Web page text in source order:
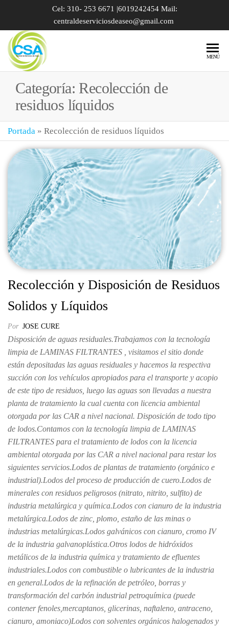
Cel: 310- 253 6671 |6019242454 Mail:
centraldeserviciosdeaseo@gmail.com
DE BAÑOS
PORTÁTILES
| SERVICIO
DE VACTOR |
POZOS
SÉPTICOS |
TRAMPAS
DE GRASA
BOGOTÁ
MENÚ
Categoría: Recolección de
residuos líquidos
Portada » Recolección de residuos líquidos
Recolección y Disposición de Residuos
Solidos y Líquidos
Por JOSE CURE
Disposición de aguas residuales.Trabajamos con la tecnología
limpia de LAMINAS FILTRANTES , visitamos el sitio donde
están depositadas las aguas residuales y hacemos la respectiva
succión con los vehículos apropiados para el transporte y acopio
de este tipo de residuos, luego las aguas son llevadas a nuestra
planta de tratamiento la cual cuenta con licencia ambiental
otorgada por las CAR a nivel nacional. Disposición de todo tipo
de lodos.Contamos con la tecnología limpia de LAMINAS
FILTRANTES para el tratamiento de lodos con la licencia
ambiental otorgada por las CAR a nivel nacional para restar los
siguientes servicios.Lodos de plantas de tratamiento (orgánico e
industrial).Lodos del proceso de producción de cuero.Lodos de
minerales con residuos peligrosos (nitrato, nitrito, sulfito) de
industria metalúrgica y química.Lodos con cianuro de la industria
metalúrgica.Lodos de zinc, plomo, estaño de las minas o
industrias metalúrgicas.Lodos galvánicos con cianuro, cromo IV
de la industria galvanoplástica.Otros lodos de hidróxidos
metálicos de la industria química y tratamiento de efluentes
industriales.Lodos con combustible o lubricantes de la industria
en general.Lodos de la refinación de petróleo, borras y
transformación del carbón industrial petroquímica (puede
contener fenoles,mercaptanos, glicerinas, naftaleno, antraceno,
cianuro, amoniaco)Lodos con solventes orgánicos halogenados y